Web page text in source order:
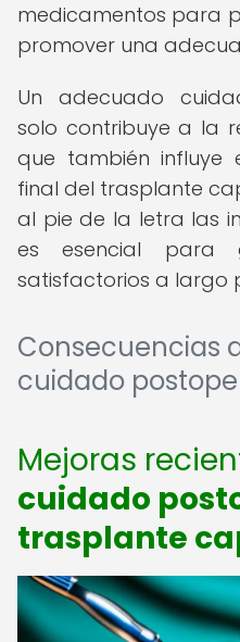
medicamentos para
promover una
Un adecuado
solo contribuye a la
que también influye
final del trasplante
al pie de la letra las
es esencial para
satisfactorios a largo
Consecuencias
cuidado
Mejoras
cuidado
trasplante